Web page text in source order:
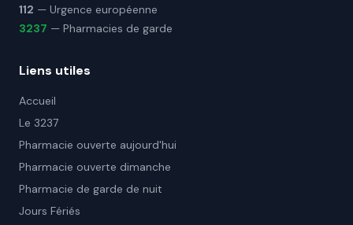
112 — Urgence européenne
3237 — Pharmacies de garde
Liens utiles
Accueil
Le 3237
Pharmacie ouverte aujourd'hui
Pharmacie ouverte dimanche
Pharmacie de garde de nuit
Jours Fériés